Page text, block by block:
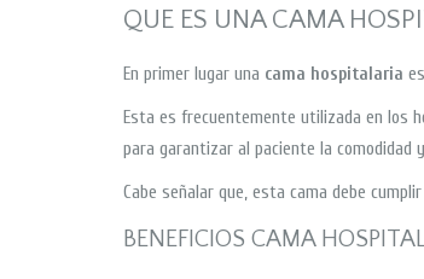
QUE ES UNA CAMA
En primer lugar una cama hospitalaria
Esta es frecuentemente utilizada en los
para garantizar al paciente la comodidad
Cabe señalar que, esta cama debe
BENEFICIOS CAMA